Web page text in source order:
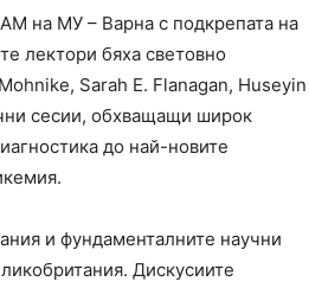
на МУ – Варна с подкрепата на
лектори бяха световно
Sarah E. Flanagan, Huseyin
сесии, обхващащи широк
до най-новите
и фундаменталните научни
Дискусиите